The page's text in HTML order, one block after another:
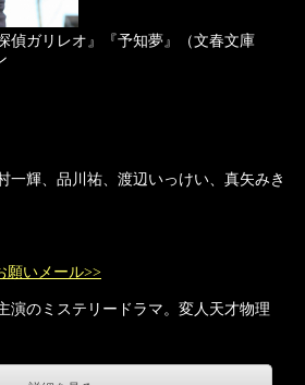
ガリレオ』『予知夢』（文春文庫
一輝、品川祐、渡辺いっけい、真矢みき
願いメール>>
演のミステリードラマ。変人天才物理